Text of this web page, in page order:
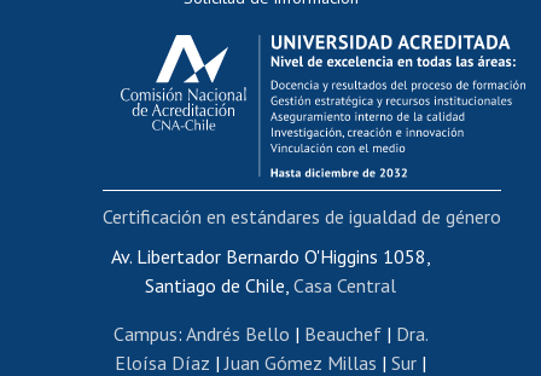
Calificación académica
Postulación al AUCAI
Funcionarias/os
Cursos internos de capacitación
Bienestar del personal
Portal de movilidad interna
Certificado de renta
Certificado de renta honorarios
Editar páginas blancas
Av. Libertador Bernardo O'Higgins 1058,
Santiago de Chile, Casa Central
Campus: Andrés Bello | Beauchef| Dra.
Eloísa Díaz | Juan Gómez Millas | Sur |
Certificación en estándares de igualdad de género